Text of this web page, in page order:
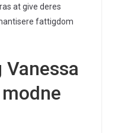
at give deres
fattigdom
Vanessa